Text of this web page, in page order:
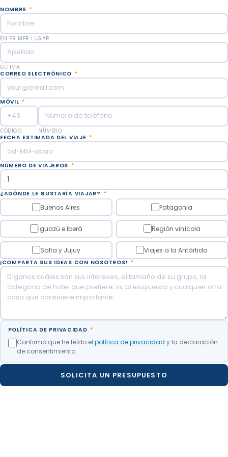
NOMBRE *
EN PRIMER LUGAR
ÚLTIMA
CORREO ELECTRÓNICO *
MÓVIL *
CÓDIGO
NÚMERO
FECHA ESTIMADA DEL VIAJE *
NÚMERO DE VIAJEROS *
¿ADÓNDE LE GUSTARÍA VIAJAR? *
Buenos Aires Patagonia
Iguazú e Iberá Región vinícola
Salta y Jujuy Viajes a la Antártida
¡COMPARTA SUS IDEAS CON NOSOTROS! *
POLÍTICA DE PRIVACIDAD *
Confirmo que he leído el política de privacidad y la declaración
de consentimiento.
SOLICITA UN PRESUPUESTO